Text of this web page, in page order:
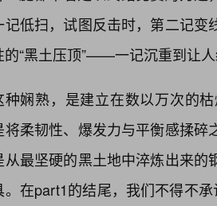
记低扫，试图反击时，第二记
的“黑土压顶”——一记沉重到让
种娴熟，是建立在数以万次的
将柔韧性、爆发力与平衡感揉
从最坚硬的黑土地中淬炼出来
。在part1的结尾，我们不得不